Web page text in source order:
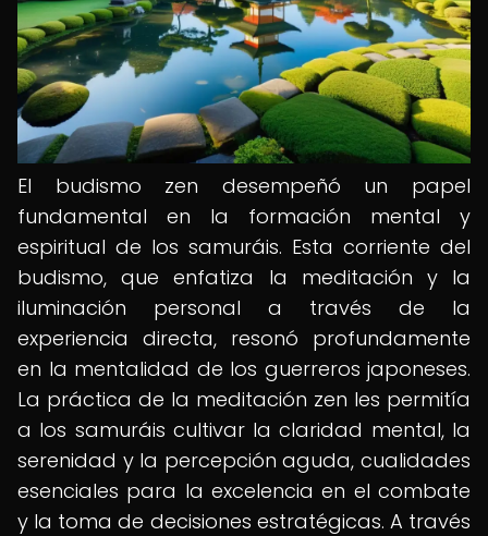
El budismo zen desempeñó un papel
fundamental en la formación mental y
espiritual de los samuráis. Esta corriente del
budismo, que enfatiza la meditación y la
iluminación personal a través de la
experiencia directa, resonó profundamente
en la mentalidad de los guerreros japoneses.
La práctica de la meditación zen les permitía
a los samuráis cultivar la claridad mental, la
serenidad y la percepción aguda, cualidades
esenciales para la excelencia en el combate
y la toma de decisiones estratégicas. A través